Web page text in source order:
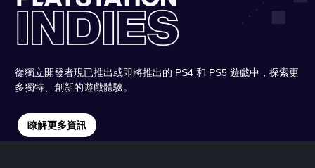
從獨立開發者現已推出或即將推出的 PS4 和 PS5 遊戲中，探索更
多獨特、創新的遊戲體驗。
瞭解更多資訊